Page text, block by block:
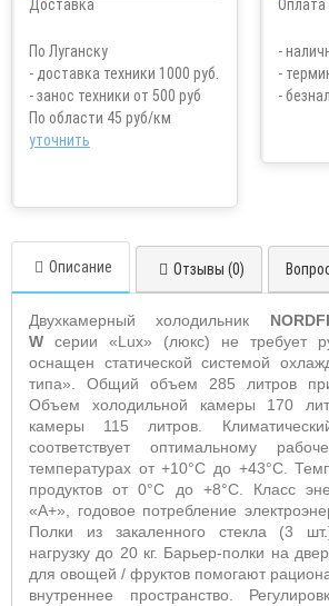
По Луганску
- доставка техники 1000 руб.
- занос техники от 500 руб
По области 45 руб/км
уточнить
-
-
-
Описание Отзывы (0)
Двухкамерный холодильник
W серии «Lux» (люкс) не требует
оснащен статической системой
типа». Общий объем 285 литров
Объем холодильной камеры 170
камеры 115 литров.
соответствует оптимальному
температурах от +10°С до +43°С.
продуктов от 0°С до +8°С. Класс
«А+», годовое потребление
Полки из закаленного стекла (3
нагрузку до 20 кг. Барьер-полки на
для овощей / фруктов помогают
внутреннее пространство.